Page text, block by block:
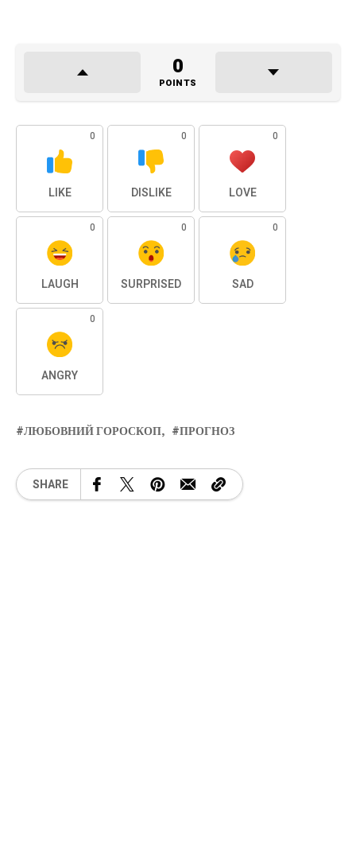
0
POINTS
0
LIKE
0
DISLIKE
0
LOVE
0
LAUGH
0
SURPRISED
0
SAD
0
ANGRY
ЛЮБОВНИЙ ГОРОСКОП ПРОГНОЗ
SHARE